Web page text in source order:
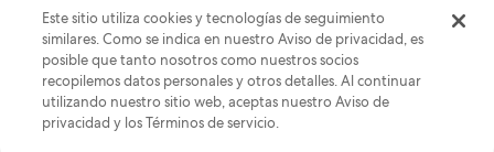
© 2026 Expedia, Inc., una empresa de Expedia Group. Todos los
derechos reservados. Expedia y el logo de Expedia son marcas
registradas o marcas comerciales de Expedia, Inc. CST# 2029030-50.
Este sitio utiliza cookies y tecnologías de seguimiento
similares. Como se indica en nuestro Aviso de privacidad, es
posible que tanto nosotros como nuestros socios
recopilemos datos personales y otros detalles. Al continuar
utilizando nuestro sitio web, aceptas nuestro Aviso de
privacidad y los Términos de servicio.